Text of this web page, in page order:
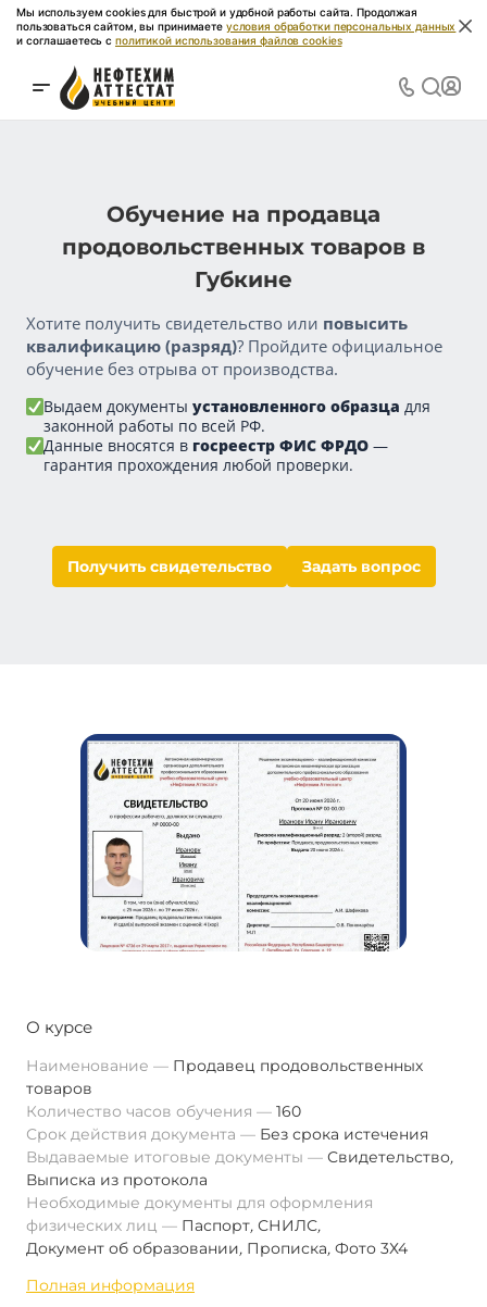
Мы используем cookies для быстрой и удобной работы сайта. Продолжая
пользоваться сайтом, вы принимаете условия обработки персональных данных
и соглашаетесь с политикой использования файлов cookies
Обучение на продавца
продовольственных товаров в
Губкине
Хотите получить свидетельство или повысить
квалификацию (разряд)? Пройдите официальное
обучение без отрыва от производства.
Выдаем документы установленного образца для
законной работы по всей РФ.
Данные вносятся в госреестр ФИС ФРДО —
гарантия прохождения любой проверки.
Получить свидетельство Задать вопрос
О курсе
Наименование
Продавец продовольственных
товаров
Количество часов обучения
160
Срок действия документа
Без срока истечения
Выдаваемые итоговые документы
Свидетельство,
Выписка из протокола
Необходимые документы для оформления
физических лиц
Паспорт, СНИЛС,
Документ об образовании, Прописка, Фото 3Х4
Полная информация